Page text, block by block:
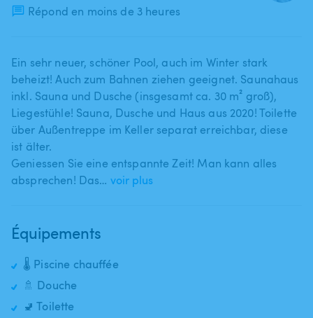
Répond en moins de 3 heures
Ein sehr neuer​,​ schöner Pool​,​ auch im Winter stark
beheizt! Auch zum Bahnen ziehen geeignet. Saunahaus
inkl. Sauna und Dusche (insgesamt ca. 30 m² groß)​,​
Liegestühle! Sauna​,​ Dusche und Haus aus 2020! Toilette
über Außentreppe im Keller separat erreichbar​,​ diese
ist älter.
Geniessen Sie eine entspannte Zeit! Man kann alles
absprechen! Das… voir plus
Équipements
🌡️ Piscine chauffée
🚿 Douche
🚽 Toilette